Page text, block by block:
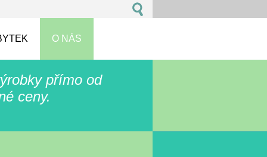
O NÁS
přímo od
ceny.